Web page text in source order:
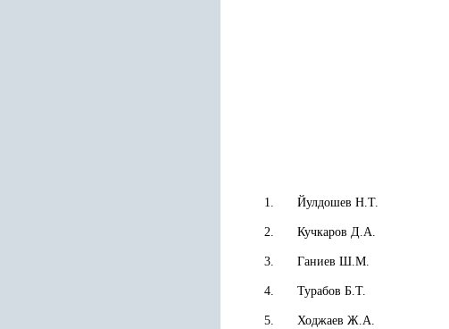
1. Йулдошев Н.Т.
2. Кучкаров Д.А.
3. Ганиев Ш.М.
4. Турабов Б.Т.
5. Ходжаев Ж.А.